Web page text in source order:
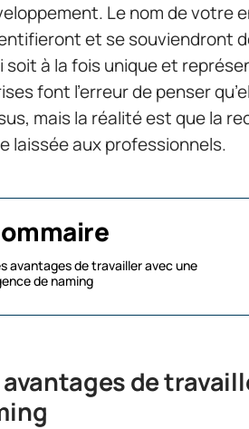
Le nom de votre
et se souviendront
soit à la fois unique et
font l’erreur de penser
mais la réalité est que la
laissée aux professionnels.
avantages de travailler avec une
de naming
avantages de